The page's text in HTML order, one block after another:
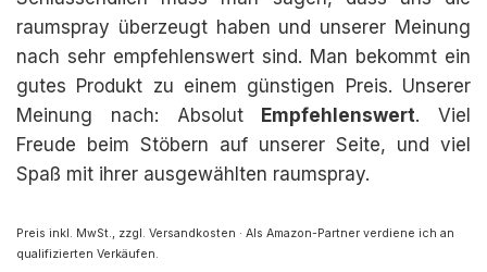
raumspray überzeugt haben und unserer Meinung
nach sehr empfehlenswert sind. Man bekommt ein
gutes Produkt zu einem günstigen Preis. Unserer
Meinung nach: Absolut
Empfehlenswert. Viel
Freude beim Stöbern auf unserer Seite, und viel
Spaß mit ihrer ausgewählten raumspray.
Preis inkl. MwSt., zzgl. Versandkosten · Als Amazon-Partner verdiene ich an
qualifizierten Verkäufen.